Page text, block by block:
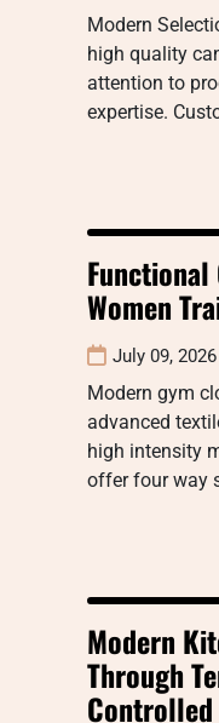
Modern
high quality
attention to
expertise.
Women
July 09, 2026
Modern gym
advanced
high intensity
offer four way
Modern
Through
Controlled